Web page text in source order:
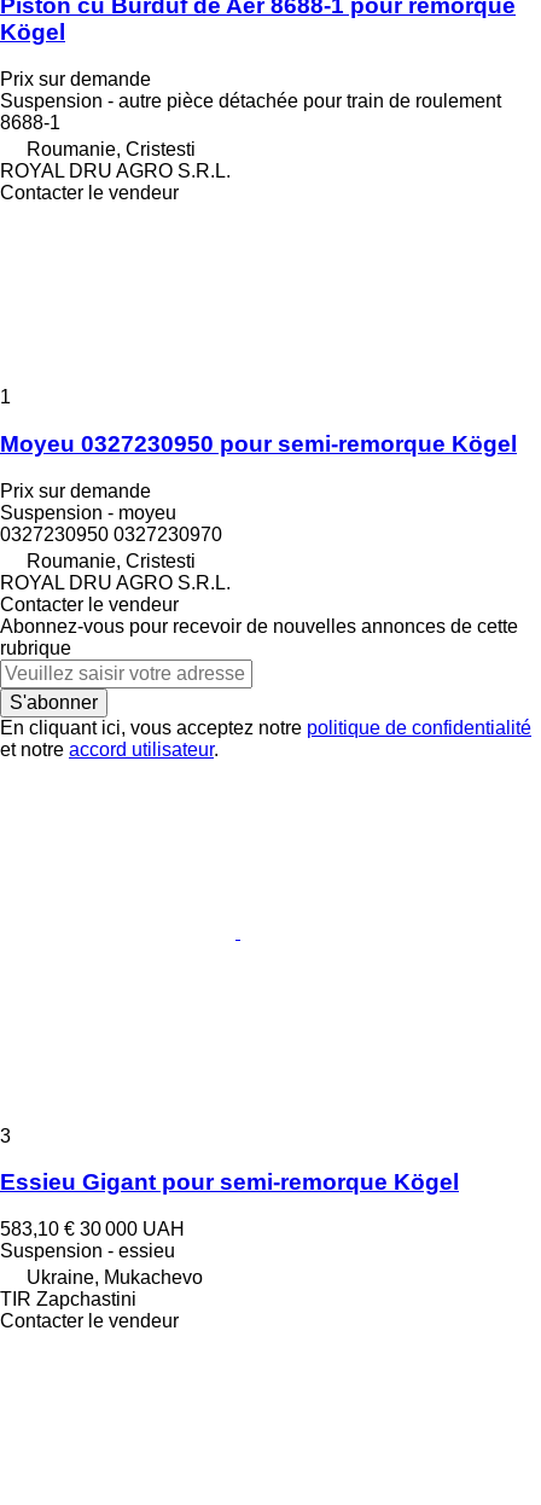
Piston cu Burduf de Aer 8688-1 pour remorque
Kögel
Prix sur demande
Suspension - autre pièce détachée pour train de roulement
8688-1
Roumanie, Cristesti
ROYAL DRU AGRO S.R.L.
Contacter le vendeur
1
Moyeu 0327230950 pour semi-remorque Kögel
Prix sur demande
Suspension - moyeu
0327230950 0327230970
Roumanie, Cristesti
ROYAL DRU AGRO S.R.L.
Contacter le vendeur
Abonnez-vous pour recevoir de nouvelles annonces de cette
rubrique
S'abonner
En cliquant ici, vous acceptez notre politique de confidentialité
et notre accord utilisateur.
3
Essieu Gigant pour semi-remorque Kögel
583,10 € 30 000 UAH
Suspension - essieu
Ukraine, Mukachevo
TIR Zapchastini
Contacter le vendeur